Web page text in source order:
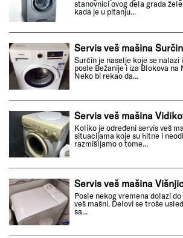
stanovnici ovog dela grada
kada je u pitanju...
Servis veš mašina Surčin
Surčin je naselje koje se nalazi
posle Bežanije i iza Blokova na
Neko bi rekao da...
Servis veš mašina
Koliko je određeni servis veš
situacijama koje su hitne i
razmišljamo o tome...
Servis veš mašina
Posle nekog vremena dolazi
veš mašni. Delovi se troše
sa...